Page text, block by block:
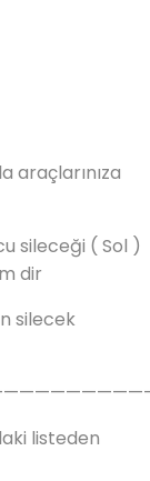
araçlarınıza
sileceği ( Sol )
dir
silecek
listeden